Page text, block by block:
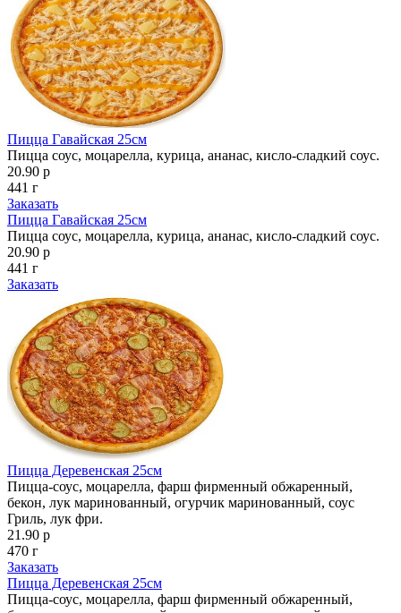
Пицца Гавайская 25см
Пицца соус, моцарелла, курица, ананас, кисло-сладкий соус.
20.90 р
441 г
Заказать
Пицца Гавайская 25см
Пицца соус, моцарелла, курица, ананас, кисло-сладкий соус.
20.90 р
441 г
Заказать
Пицца Деревенская 25см
Пицца-соус, моцарелла, фарш фирменный обжаренный,
бекон, лук маринованный, огурчик маринованный, соус
Гриль, лук фри.
21.90 р
470 г
Заказать
Пицца Деревенская 25см
Пицца-соус, моцарелла, фарш фирменный обжаренный,